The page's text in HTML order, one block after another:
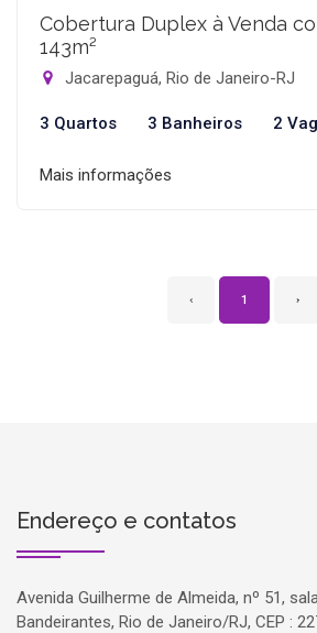
Cobertura Duplex à Venda
143m²
Jacarepaguá, Rio de Janeiro-RJ
3 Quartos 3 Banheiros 2
Mais informações
‹ 1 ›
Endereço e contatos
Avenida Guilherme de Almeida, nº 51,
Bandeirantes, Rio de Janeiro/RJ, CEP :